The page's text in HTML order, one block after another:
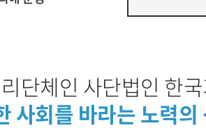
단체인 사단법인 한
사회를 바라는 노력의